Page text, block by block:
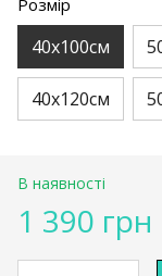
40х100см
40х120см
В наявності
1 390 грн